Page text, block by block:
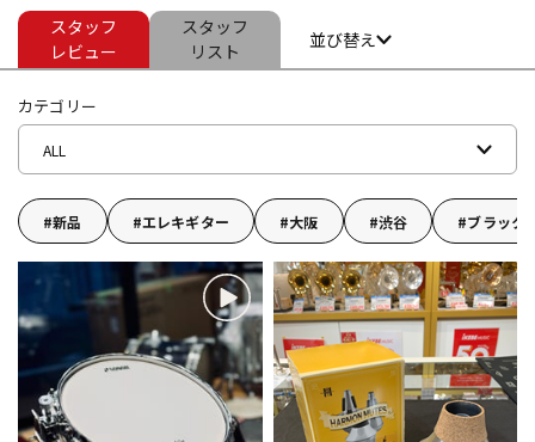
ドラム パーカッション
管楽器 その他楽器
アンプ エフェクター
DJ機器 DTM
スタッフ
レビュー
スタッフ
リスト
並び替え
カテゴリー
ALL
新品 エレキギター 大阪 渋谷 ブラック